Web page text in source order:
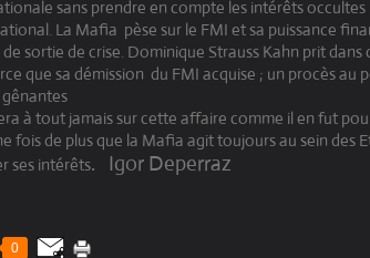
sans prendre en compte les intérêts occultes
La Mafia pèse sur le FMI et sa puissance
sortie de crise. Dominique Strauss Kahn prit dans
que sa démission du FMI acquise ; un procès au
à tout jamais sur cette affaire comme il en fut
fois de plus que la Mafia agit toujours au sein des
ses intérêts. Igor Deperraz
0